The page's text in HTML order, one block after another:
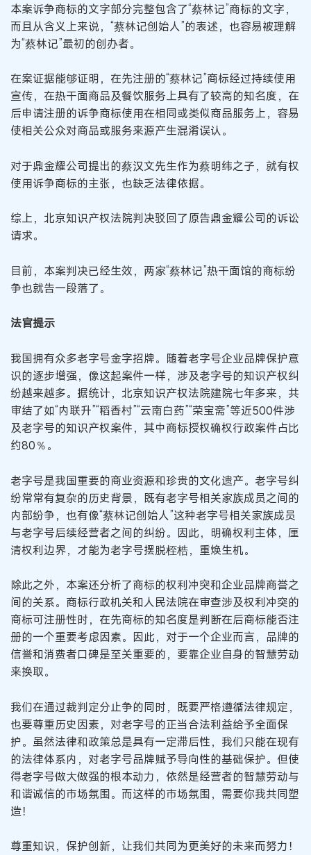
本案诉争商标的文字部分完整包含了“蔡林记”商标的文字，
而且从含义上来说，“蔡林记创始人”的表述，也容易被理解
为“蔡林记”最初的创办者。
在案证据能够证明，在先注册的“蔡林记”商标经过持续使用
宣传，在热干面商品及餐饮服务上具有了较高的知名度，在
后申请注册的诉争商标使用在相同或类似商品服务上，容易
使相关公众对商品或服务来源产生混淆误认。
对于鼎金耀公司提出的蔡汉文先生作为蔡明纬之子，就有权
使用诉争商标的主张，也缺乏法律依据。
综上，北京知识产权法院判决驳回了原告鼎金耀公司的诉讼
请求。
目前，本案判决已经生效，两家“蔡林记”热干面馆的商标纷
争也就告一段落了。
法官提示
我国拥有众多老字号金字招牌。随着老字号企业品牌保护意
识的逐步增强，像这起案件一样，涉及老字号的知识产权纠
纷越来越多。据统计，北京知识产权法院建院七年多来，共
审结了如“内联升”“稻香村”“云南白药”“荣宝斋”等近500件涉
及老字号的知识产权案件，其中商标授权确权行政案件占比
约80％。
老字号是我国重要的商业资源和珍贵的文化遗产。老字号纠
纷常常有复杂的历史背景，既有老字号相关家族成员之间的
内部纷争，也有像“蔡林记创始人”这种老字号相关家族成员
与老字号后续经营者之间的纠纷。因此，明确权利主体，厘
清权利边界，才能为老字号摆脱桎梏，重焕生机。
除此之外，本案还分析了商标的权利冲突和企业品牌商誉之
间的关系。商标行政机关和人民法院在审查涉及权利冲突的
商标可注册性时，在先商标的知名度是判断在后商标能否注
册的一个重要考虑因素。因此，对于一个企业而言，品牌的
信誉和消费者口碑是至关重要的，要靠企业自身的智慧劳动
来换取。
我们在通过裁判定分止争的同时，既要严格遵循法律规定，
也要尊重历史因素，对老字号的正当合法利益给予全面保
护。虽然法律和政策总是具有一定滞后性，我们只能在现有
的法律体系内，对老字号品牌赋予导向性的基础保护。但使
得老字号做大做强的根本动力，依然是经营者的智慧劳动与
和谐诚信的市场氛围。而这样的市场氛围，需要你我共同塑
造！
尊重知识，保护创新，让我们共同为更美好的未来而努力！